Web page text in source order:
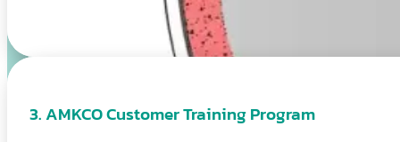
. AMKCO Customer Training Program